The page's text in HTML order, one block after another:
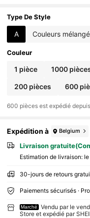
Type De Style
A Couleurs
Couleur
1 pièce 1000
200 pièces 600
​600 pièces est expédié
Expédition à Belgium
Livraison
Estimation de livraison:
30-jours de retours
Paiements sécurisés ·
Marché
Vendu par le
Store et expédié par